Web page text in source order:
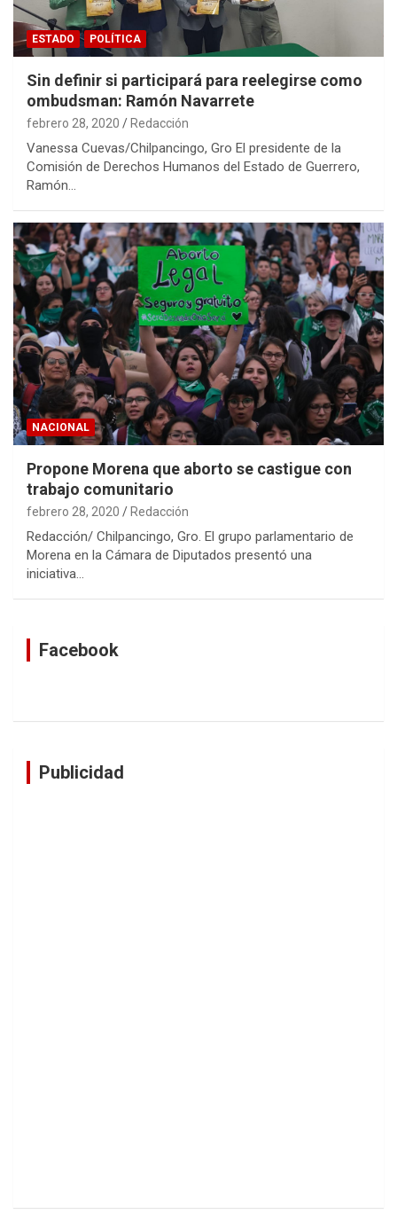
ESTADO POLÍTICA
Sin definir si participará para reelegirse como
ombudsman: Ramón Navarrete
febrero 28, 2020 Redacción
Vanessa Cuevas/Chilpancingo, Gro El presidente de la
Comisión de Derechos Humanos del Estado de Guerrero,
Ramón…
NACIONAL
Propone Morena que aborto se castigue con
trabajo comunitario
febrero 28, 2020 Redacción
Redacción/ Chilpancingo, Gro. El grupo parlamentario de
Morena en la Cámara de Diputados presentó una
iniciativa…
Facebook
Publicidad